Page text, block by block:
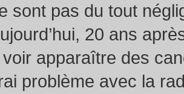
sont pas du tout
20 ans
voir apparaître des
problème avec la